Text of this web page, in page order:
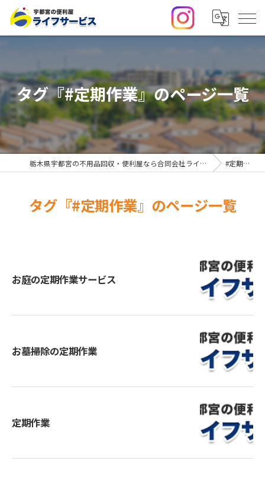
タグ『#定期作業』のページ一覧
栃木県宇都宮の不用品回収・便利屋なら合同会社ライフサービス #定期作業
タグ『#定期作業』のページ一覧
お庭の定期作業サービス
お墓掃除の定期作業
定期作業